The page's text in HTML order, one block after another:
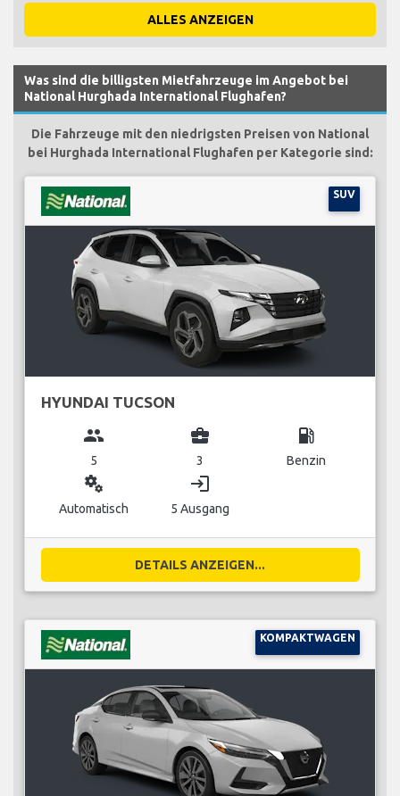
ALLES ANZEIGEN
Was sind die billigsten Mietfahrzeuge im Angebot bei
National Hurghada International Flughafen?
Die Fahrzeuge mit den niedrigsten Preisen von National
bei Hurghada International Flughafen per Kategorie sind:
SUV
HYUNDAI TUCSON
group
5
business_center
3
local_gas_station
Benzin
miscellaneous_services
Automatisch
login
5 Ausgang
DETAILS ANZEIGEN...
KOMPAKTWAGEN